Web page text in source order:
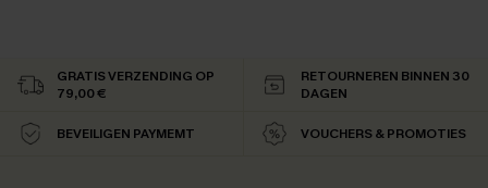
GRATIS VERZENDING OP
79,00 €
RETOURNEREN BINNEN 30
DAGEN
BEVEILIGEN PAYMEMT VOUCHERS & PROMOTIES